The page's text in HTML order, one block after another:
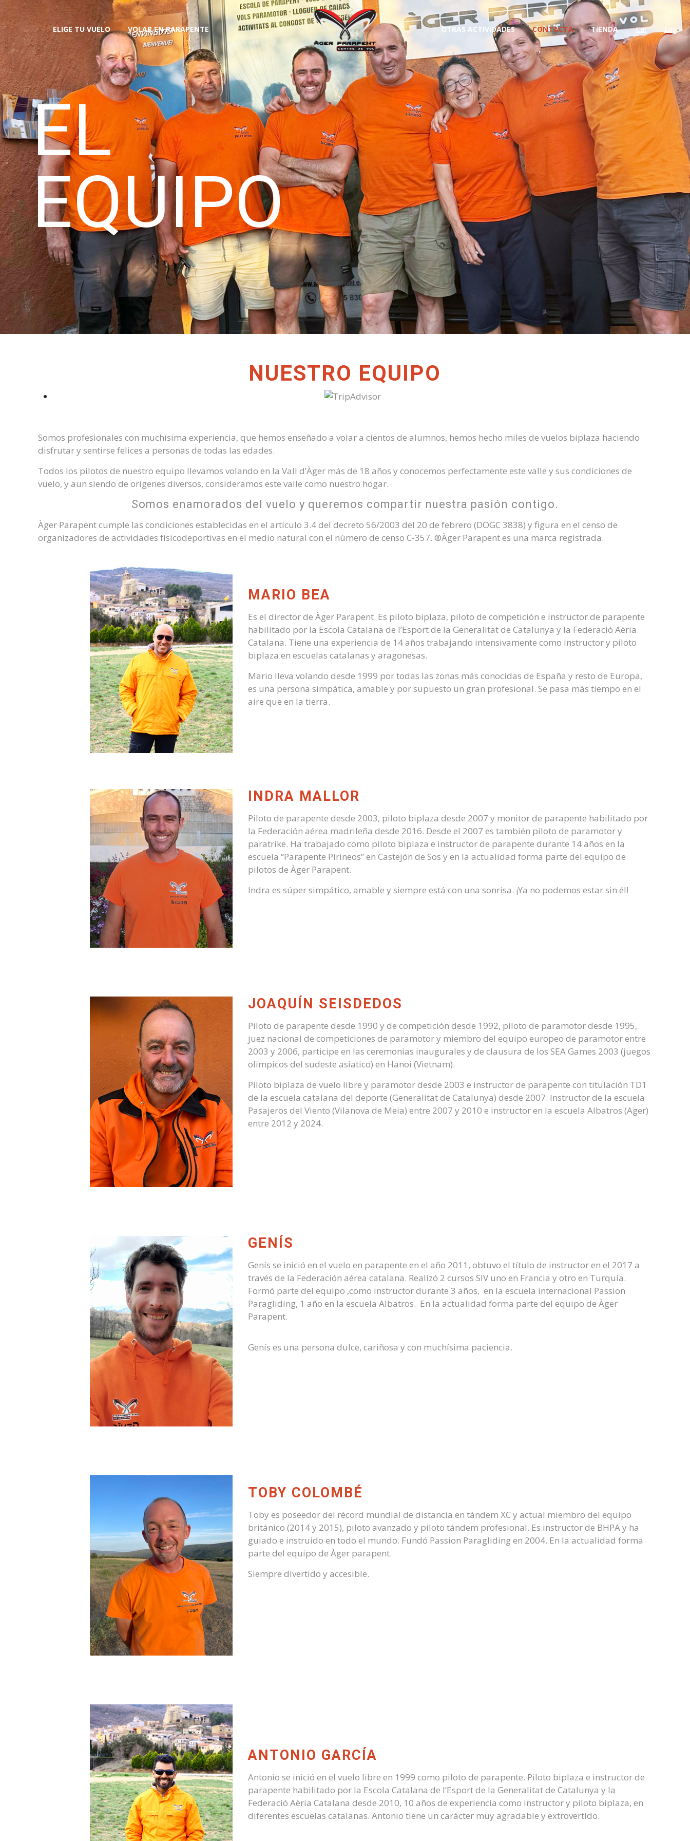
ELIGE TU VUELO VOLAR EN PARAPENTE OTRAS ACTIVIDADES CONTACTA TIENDA Cat Eng
EL
EQUIPO
NUESTRO EQUIPO
Somos profesionales con muchísima experiencia, que hemos enseñado a volar a cientos de alumnos, hemos hecho miles de vuelos biplaza haciendo
disfrutar y sentirse felices a personas de todas las edades.
Todos los pilotos de nuestro equipo llevamos volando en la Vall d’Àger más de 18 años y conocemos perfectamente este valle y sus condiciones de
vuelo, y aun siendo de orígenes diversos, consideramos este valle como nuestro hogar.
Somos enamorados del vuelo y queremos compartir nuestra pasión contigo.
Àger Parapent cumple las condiciones establecidas en el artículo 3.4 del decreto 56/2003 del 20 de febrero (DOGC 3838) y figura en el censo de
organizadores de actividades físicodeportivas en el medio natural con el número de censo C-357. ®Àger Parapent es una marca registrada.
MARIO BEA
Es el director de Àger Parapent. Es piloto biplaza, piloto de competición e instructor de parapente
habilitado por la Escola Catalana de l’Esport de la Generalitat de Catalunya y la Federació Aèria
Catalana. Tiene una experiencia de 14 años trabajando intensivamente como instructor y piloto
biplaza en escuelas catalanas y aragonesas.
Mario lleva volando desde 1999 por todas las zonas más conocidas de España y resto de Europa,
es una persona simpática, amable y por supuesto un gran profesional. Se pasa más tiempo en el
aire que en la tierra.
INDRA MALLOR
Piloto de parapente desde 2003, piloto biplaza desde 2007 y monitor de parapente habilitado por
la Federación aérea madrileña desde 2016. Desde el 2007 es también piloto de paramotor y
paratrike. Ha trabajado como piloto biplaza e instructor de parapente durante 14 años en la
escuela “Parapente Pirineos” en Castejón de Sos y en la actualidad forma parte del equipo de
pilotos de Àger Parapent.
Indra es súper simpático, amable y siempre está con una sonrisa. ¡Ya no podemos estar sin él!
JOAQUÍN SEISDEDOS
Piloto de parapente desde 1990 y de competición desde 1992, piloto de paramotor desde 1995,
juez nacional de competiciones de paramotor y miembro del equipo europeo de paramotor entre
2003 y 2006, participe en las ceremonias inaugurales y de clausura de los SEA Games 2003 (juegos
olimpicos del sudeste asiatico) en Hanoi (Vietnam).
Piloto biplaza de vuelo libre y paramotor desde 2003 e instructor de parapente con titulación TD1
de la escuela catalana del deporte (Generalitat de Catalunya) desde 2007. Instructor de la escuela
Pasajeros del Viento (Vilanova de Meia) entre 2007 y 2010 e instructor en la escuela Albatros (Ager)
entre 2012 y 2024.
GENÍS
Genís se inició en el vuelo en parapente en el año 2011, obtuvo el título de instructor en el 2017 a
través de la Federación aérea catalana. Realizó 2 cursos SIV uno en Francia y otro en Turquía.
Formó parte del equipo ,como instructor durante 3 años, en la escuela internacional Passion
Paragliding, 1 año en la escuela Albatros. En la actualidad forma parte del equipo de Àger
Parapent.
Genís es una persona dulce, cariñosa y con muchísima paciencia.
TOBY COLOMBÉ
Toby es poseedor del récord mundial de distancia en tándem XC y actual miembro del equipo
británico (2014 y 2015), piloto avanzado y piloto tándem profesional. Es instructor de BHPA y ha
guiado e instruido en todo el mundo. Fundó Passion Paragliding en 2004. En la actualidad forma
parte del equipo de Àger parapent.
Siempre divertido y accesible.
ANTONIO GARCÍA
Antonio se inició en el vuelo libre en 1999 como piloto de parapente. Piloto biplaza e instructor de
parapente habilitado por la Escola Catalana de l’Esport de la Generalitat de Catalunya y la
Federació Aèria Catalana desde 2010, 10 años de experiencia como instructor y piloto biplaza, en
diferentes escuelas catalanas. Antonio tiene un carácter muy agradable y extrovertido.